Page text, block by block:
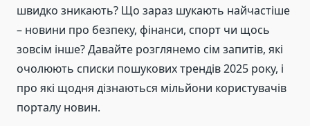
швидко зникають? Що зараз шукають найчастіше
– новини про безпеку, фінанси, спорт чи щось
зовсім інше? Давайте розглянемо сім запитів, які
очолюють списки пошукових трендів 2025 року, і
про які щодня дізнаються мільйони користувачів
порталу новин.